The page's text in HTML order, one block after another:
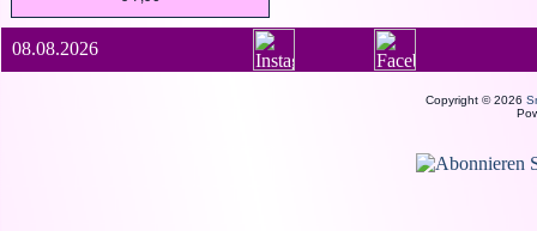
08.08.2026
Copyright © 2026